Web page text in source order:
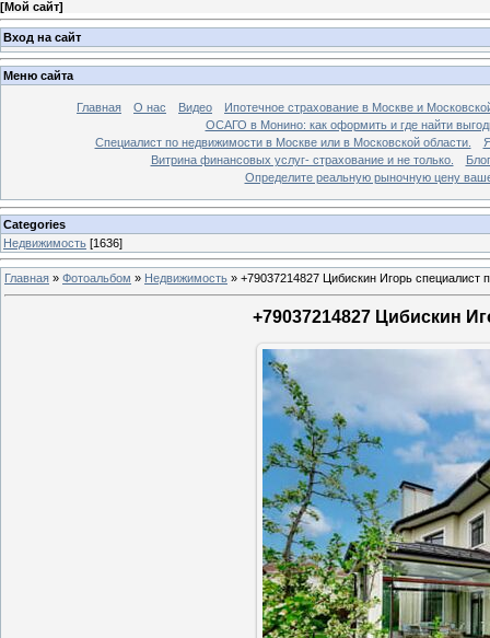
[Мой сайт]
Вход на сайт
Меню сайта
Главная О нас Видео
Ипотечное страхование в Москве и
ОСАГО в Монино: как оформить и где найти
Специалист по недвижимости в Москве или в Московской области.
Витрина финансовых услуг- страхование и не только.
Блог
Определите реальную рыночную цену
Categories
Недвижимость [1636]
Главная » Фотоальбом » Недвижимость » +79037214827 Цибискин Игорь специалист
+79037214827 Цибискин